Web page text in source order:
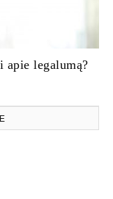
apie legalumą?